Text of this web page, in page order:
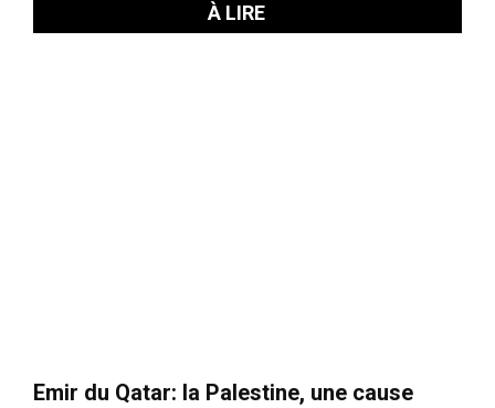
À LIRE
Emir du Qatar: la Palestine, une cause